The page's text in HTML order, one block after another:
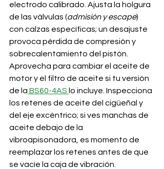
electrodo calibrado. Ajusta la holgura
de las válvulas (admisión y escape)
con calzas específicas; un desajuste
provoca pérdida de compresión y
sobrecalentamiento del pistón.
Aprovecha para cambiar el aceite de
motor y el filtro de aceite si tu versión
de la BS60-4AS lo incluye. Inspecciona
los retenes de aceite del cigüeñal y
del eje excéntrico; si ves manchas de
aceite debajo de la
vibroapisonadora, es momento de
reemplazar los retenes antes de que
se vacíe la caja de vibración.